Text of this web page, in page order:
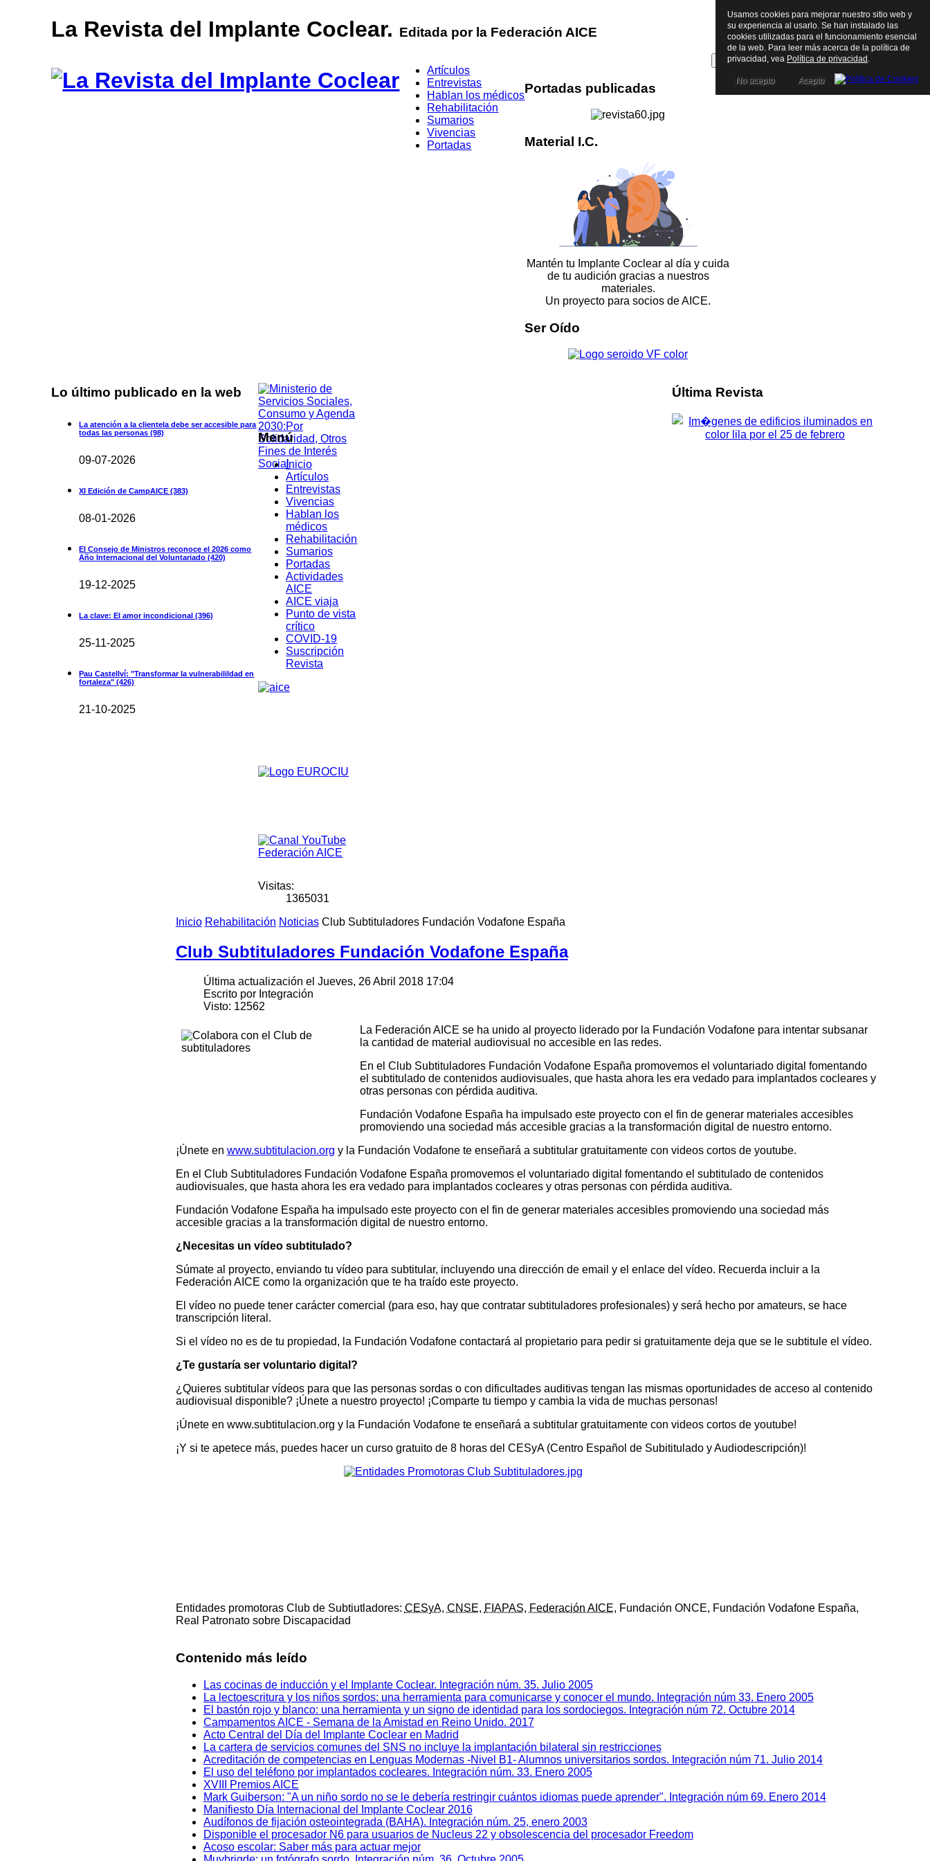
La Revista del Implante Coclear. Editada por la Federación AICE
Artículos
Entrevistas
Hablan los médicos
Rehabilitación
Sumarios
Vivencias
Portadas
Portadas publicadas
Material I.C.
Mantén tu Implante Coclear al día y cuida
de tu audición gracias a nuestros
materiales.
Un proyecto para socios de AICE.
Ser Oído
Lo último publicado en la web
La atención a la clientela debe ser accesible para
todas las personas(98)
09-07-2026
XI Edición de CampAICE(383)
08-01-2026
El Consejo de Ministros reconoce el 2026 como
Año Internacional del Voluntariado(420)
19-12-2025
La clave: El amor incondicional(396)
25-11-2025
Pau Castellví: "Transformar la vulnerabilildad en
fortaleza"(426)
21-10-2025
Última Revista
Menú
Inicio
Artículos
Entrevistas
Vivencias
Hablan los
médicos
Rehabilitación
Sumarios
Portadas
Actividades
AICE
AICE viaja
Punto de vista
crítico
COVID-19
Suscripción
Revista
Visitas:
1365031
Inicio Rehabilitación Noticias Club Subtituladores Fundación Vodafone España
Club Subtituladores Fundación Vodafone España
Última actualización el Jueves, 26 Abril 2018 17:04
Escrito por Integración
Visto: 12562
La Federación AICE se ha unido al proyecto liderado por la Fundación Vodafone para intentar subsanar
la cantidad de material audiovisual no accesible en las redes.
En el Club Subtituladores Fundación Vodafone España promovemos el voluntariado digital fomentando
el subtitulado de contenidos audiovisuales, que hasta ahora les era vedado para implantados cocleares y
otras personas con pérdida auditiva.
Fundación Vodafone España ha impulsado este proyecto con el fin de generar materiales accesibles
promoviendo una sociedad más accesible gracias a la transformación digital de nuestro entorno.
¡Únete en www.subtitulacion.org y la Fundación Vodafone te enseñará a subtitular gratuitamente con videos cortos de youtube.
En el Club Subtituladores Fundación Vodafone España promovemos el voluntariado digital fomentando el subtitulado de contenidos
audiovisuales, que hasta ahora les era vedado para implantados cocleares y otras personas con pérdida auditiva.
Fundación Vodafone España ha impulsado este proyecto con el fin de generar materiales accesibles promoviendo una sociedad más
accesible gracias a la transformación digital de nuestro entorno.
¿Necesitas un vídeo subtitulado?
Súmate al proyecto, enviando tu vídeo para subtitular, incluyendo una dirección de email y el enlace del vídeo. Recuerda incluir a la
Federación AICE como la organización que te ha traído este proyecto.
El vídeo no puede tener carácter comercial (para eso, hay que contratar subtituladores profesionales) y será hecho por amateurs, se hace
transcripción literal.
Si el vídeo no es de tu propiedad, la Fundación Vodafone contactará al propietario para pedir si gratuitamente deja que se le subtitule el vídeo.
¿Te gustaría ser voluntario digital?
¿Quieres subtitular vídeos para que las personas sordas o con dificultades auditivas tengan las mismas oportunidades de acceso al contenido
audiovisual disponible? ¡Únete a nuestro proyecto! ¡Comparte tu tiempo y cambia la vida de muchas personas!
¡Únete en www.subtitulacion.org y la Fundación Vodafone te enseñará a subtitular gratuitamente con videos cortos de youtube!
¡Y si te apetece más, puedes hacer un curso gratuito de 8 horas del CESyA (Centro Español de Subititulado y Audiodescripción)!
Entidades promotoras Club de Subtiutladores: CESyA, CNSE, FIAPAS, Federación AICE, Fundación ONCE, Fundación Vodafone España,
Real Patronato sobre Discapacidad
Contenido más leído
Las cocinas de inducción y el Implante Coclear. Integración núm. 35. Julio 2005
La lectoescritura y los niños sordos: una herramienta para comunicarse y conocer el mundo. Integración núm 33. Enero 2005
El bastón rojo y blanco: una herramienta y un signo de identidad para los sordociegos. Integración núm 72. Octubre 2014
Campamentos AICE - Semana de la Amistad en Reino Unido. 2017
Acto Central del Día del Implante Coclear en Madrid
La cartera de servicios comunes del SNS no incluye la implantación bilateral sin restricciones
Acreditación de competencias en Lenguas Modernas -Nivel B1- Alumnos universitarios sordos. Integración núm 71. Julio 2014
El uso del teléfono por implantados cocleares. Integración núm. 33. Enero 2005
XVIII Premios AICE
Mark Guiberson: "A un niño sordo no se le debería restringir cuántos idiomas puede aprender". Integración núm 69. Enero 2014
Manifiesto Día Internacional del Implante Coclear 2016
Audífonos de fijación osteointegrada (BAHA). Integración núm. 25, enero 2003
Disponible el procesador N6 para usuarios de Nucleus 22 y obsolescencia del procesador Freedom
Acoso escolar: Saber más para actuar mejor
Usamos cookies para mejorar nuestro sitio web y
su experiencia al usarlo. Se han instalado las
cookies utilizadas para el funcionamiento esencial
de la web. Para leer más acerca de la política de
privacidad, vea Política de privacidad .
No acepto Acepto